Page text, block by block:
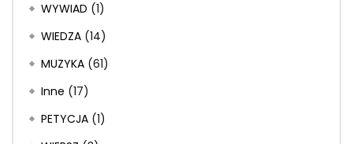
WYWIAD (1)
WIEDZA (14)
MUZYKA (61)
Inne (17)
PETYCJA (1)